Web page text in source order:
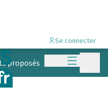
Menu
Se connecter
proposés